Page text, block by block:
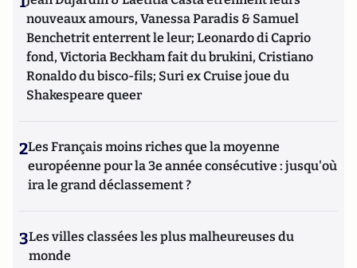
nouveaux amours, Vanessa Paradis & Samuel
Benchetrit enterrent le leur; Leonardo di Caprio
fond, Victoria Beckham fait du brukini, Cristiano
Ronaldo du bisco-fils; Suri ex Cruise joue du
Shakespeare queer
2Les Français moins riches que la moyenne
européenne pour la 3e année consécutive : jusqu'où
ira le grand déclassement ?
3Les villes classées les plus malheureuses du
monde